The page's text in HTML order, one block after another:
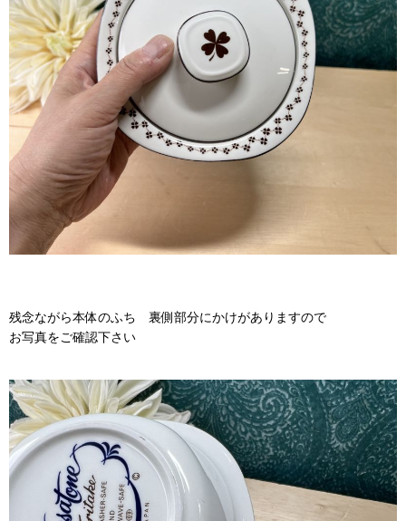
残念ながら本体のふち 裏側部分にかけがありますので
お写真をご確認下さい